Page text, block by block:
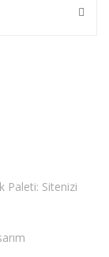
Paleti: Sitenizi